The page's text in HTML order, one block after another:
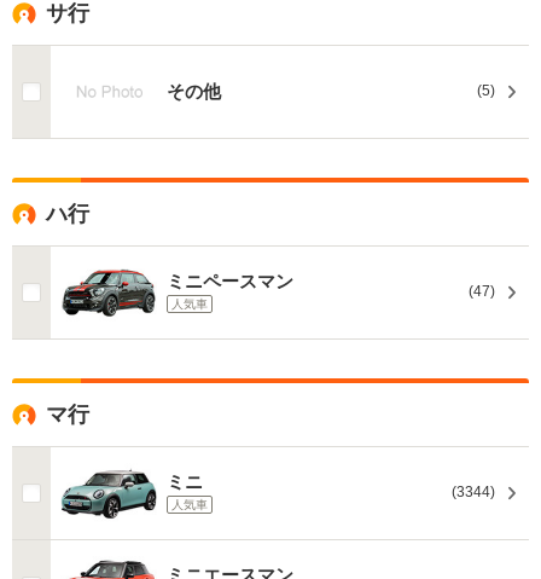
サ行
その他 (5)
ハ行
ミニペースマン
人気車
(47)
マ行
ミニ
人気車
(3344)
ミニエースマン